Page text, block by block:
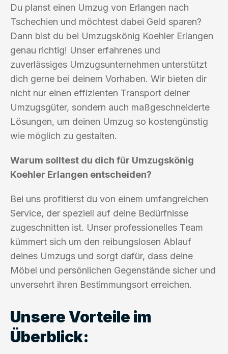
Du planst einen Umzug von Erlangen nach
Tschechien und möchtest dabei Geld sparen?
Dann bist du bei Umzugskönig Koehler Erlangen
genau richtig! Unser erfahrenes und
zuverlässiges Umzugsunternehmen unterstützt
dich gerne bei deinem Vorhaben. Wir bieten dir
nicht nur einen effizienten Transport deiner
Umzugsgüter, sondern auch maßgeschneiderte
Lösungen, um deinen Umzug so kostengünstig
wie möglich zu gestalten.
Warum solltest du dich für Umzugskönig
Koehler Erlangen entscheiden?
Bei uns profitierst du von einem umfangreichen
Service, der speziell auf deine Bedürfnisse
zugeschnitten ist. Unser professionelles Team
kümmert sich um den reibungslosen Ablauf
deines Umzugs und sorgt dafür, dass deine
Möbel und persönlichen Gegenstände sicher und
unversehrt ihren Bestimmungsort erreichen.
Unsere Vorteile im
Überblick: